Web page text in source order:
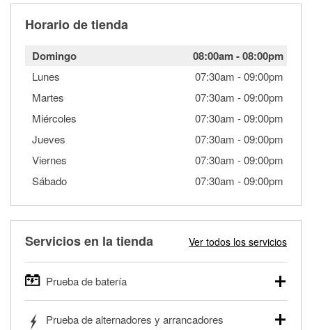
Horario de tienda
Domingo 08:00am-08:00pm
Lunes 07:30am -09:00pm
Martes
07:30am -09:00pm
Miércoles
07:30am -09:00pm
Jueves
07:30am -09:00pm
Viernes
07:30am -09:00pm
Sábado
07:30am -09:00pm
Servicios en la tienda Ver todos los servicios
Prueba de batería
autos, camionetas, SUVs, vehículos comerciales y
Prueba de alternadores y arrancadores